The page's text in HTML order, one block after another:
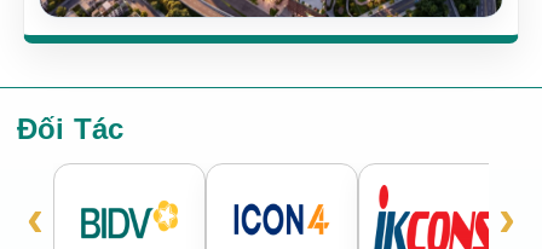
Đối Tác
‹ ›